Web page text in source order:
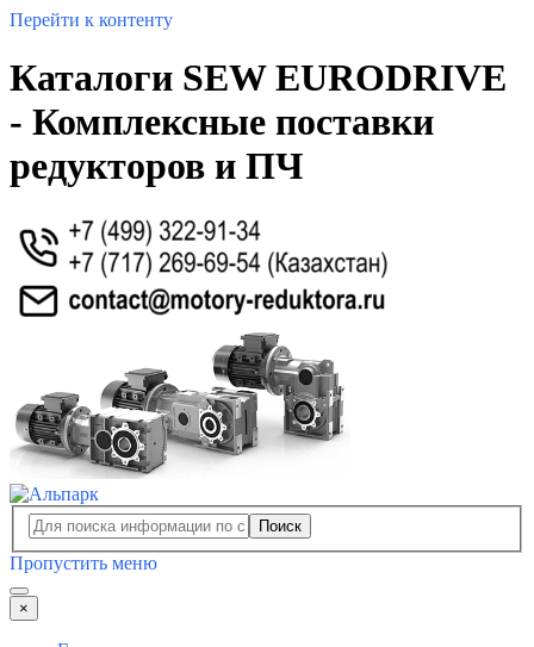
Перейти к контенту
Каталоги SEW EURODRIVE
- Комплексные поставки
редукторов и ПЧ
Поиск
Пропустить меню
×